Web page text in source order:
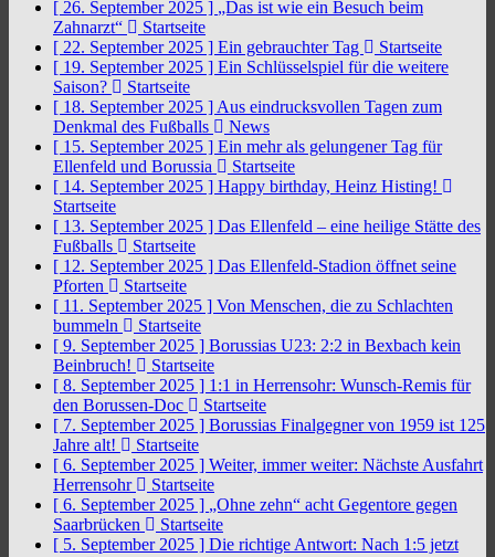
[ 26. September 2025 ] „Das ist wie ein Besuch beim
Zahnarzt“
Startseite
[ 22. September 2025 ] Ein gebrauchter Tag
Startseite
[ 19. September 2025 ] Ein Schlüsselspiel für die weitere
Saison?
Startseite
[ 18. September 2025 ] Aus eindrucksvollen Tagen zum
Denkmal des Fußballs
News
[ 15. September 2025 ] Ein mehr als gelungener Tag für
Ellenfeld und Borussia
Startseite
[ 14. September 2025 ] Happy birthday, Heinz Histing!
Startseite
[ 13. September 2025 ] Das Ellenfeld – eine heilige Stätte des
Fußballs
Startseite
[ 12. September 2025 ] Das Ellenfeld-Stadion öffnet seine
Pforten
Startseite
[ 11. September 2025 ] Von Menschen, die zu Schlachten
bummeln
Startseite
[ 9. September 2025 ] Borussias U23: 2:2 in Bexbach kein
Beinbruch!
Startseite
[ 8. September 2025 ] 1:1 in Herrensohr: Wunsch-Remis für
den Borussen-Doc
Startseite
[ 7. September 2025 ] Borussias Finalgegner von 1959 ist 125
Jahre alt!
Startseite
[ 6. September 2025 ] Weiter, immer weiter: Nächste Ausfahrt
Herrensohr
Startseite
[ 6. September 2025 ] „Ohne zehn“ acht Gegentore gegen
Saarbrücken
Startseite
[ 5. September 2025 ] Die richtige Antwort: Nach 1:5 jetzt